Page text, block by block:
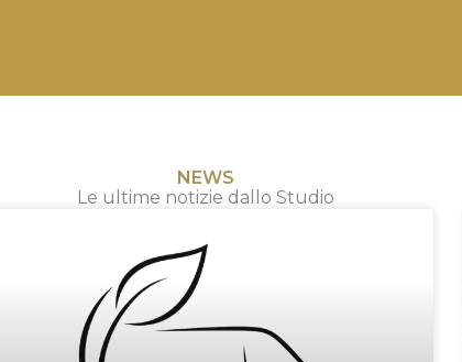
NEWS
Le ultime notizie dallo Studio